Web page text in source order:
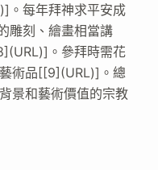
。每年拜神求平安成
雕刻、繪畫相當講
。參拜時需花
術品[[9](URL)]。總
景和藝術價值的宗教